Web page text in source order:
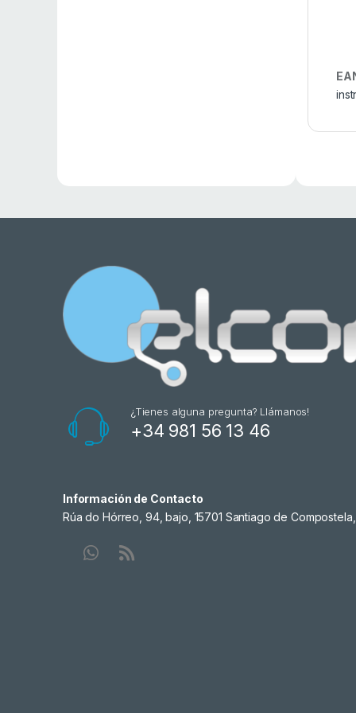
¿Tienes alguna pregunta? Llámanos!
+34 981 56 13 46
Información de Contacto
Rúa do Hórreo, 94, bajo, 15701 Santiago de